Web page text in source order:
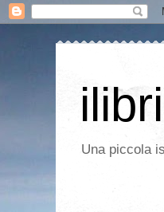
Una piccola